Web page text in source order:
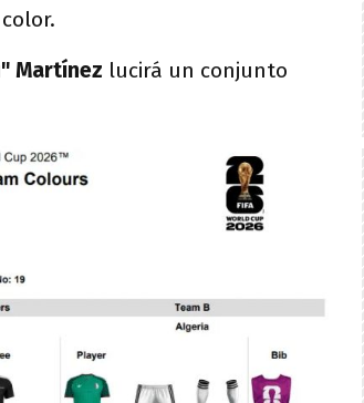
Martínez lucirá un conjunto